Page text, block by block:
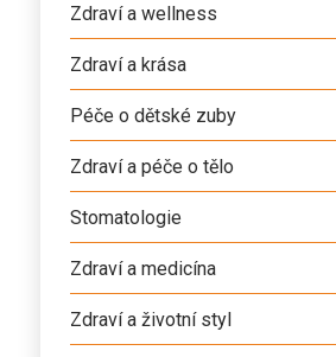
Zdraví a wellness
Zdraví a krása
Péče o dětské zuby
Zdraví a péče o tělo
Stomatologie
Zdraví a medicína
Zdraví a životní styl